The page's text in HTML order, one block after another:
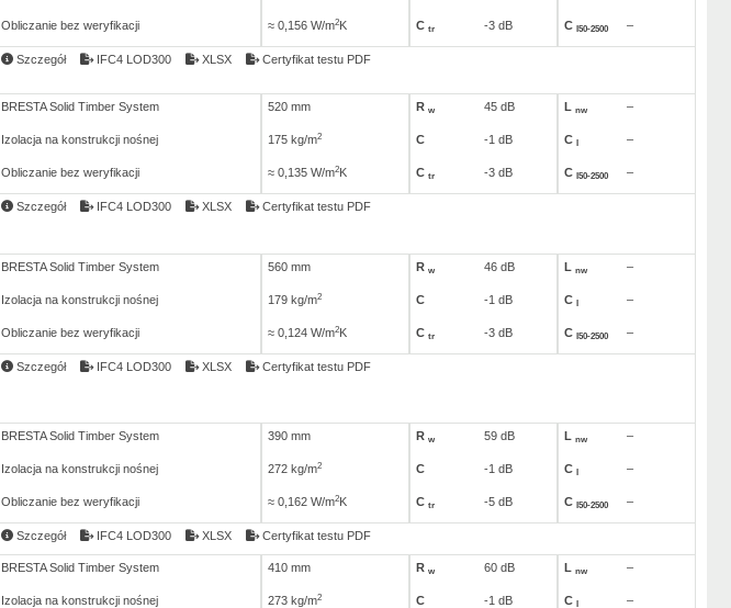
Obliczanie bez weryfikacji ≈ 0,156 W/m2K C tr -3 dB C I50-2500 –
Szczegół IFC4 LOD300 XLSX Certyfikat testu PDF
BRESTA Solid Timber System 520 mm R w 45 dB L nw –
Izolacja na konstrukcji nośnej 175 kg/m2 C -1 dB C –
Obliczanie bez weryfikacji ≈ 0,135 W/m2K C tr -3 dB C I50-2500 –
Szczegół IFC4 LOD300 XLSX Certyfikat testu PDF
BRESTA Solid Timber System 560 mm R w 46 dB L nw –
Izolacja na konstrukcji nośnej 179 kg/m2 C -1 dB C –
Obliczanie bez weryfikacji ≈ 0,124 W/m2K C tr -3 dB C I50-2500 –
Szczegół IFC4 LOD300 XLSX Certyfikat testu PDF
BRESTA Solid Timber System 390 mm R w 59 dB L nw –
Izolacja na konstrukcji nośnej 272 kg/m2 C -1 dB C –
Obliczanie bez weryfikacji ≈ 0,162 W/m2K C tr -5 dB C I50-2500 –
Szczegół IFC4 LOD300 XLSX Certyfikat testu PDF
BRESTA Solid Timber System 410 mm R w 60 dB L nw –
Izolacja na konstrukcji nośnej 273 kg/m2 C -1 dB C –